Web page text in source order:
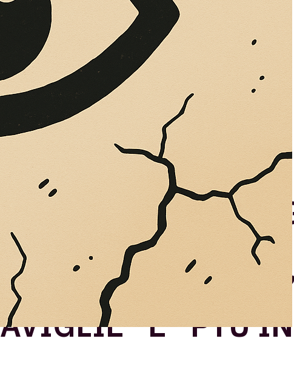
pareti giaccio istantanee,...
INIZIA LA
TRE LE
DEL
E “PTU IN